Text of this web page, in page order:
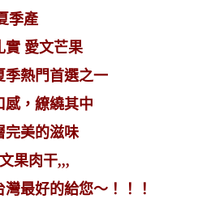
季產
實 愛文芒果
季熱門首選之一
感，繚繞其中
完美的滋味
果肉干,,,
最好的給您～！！！